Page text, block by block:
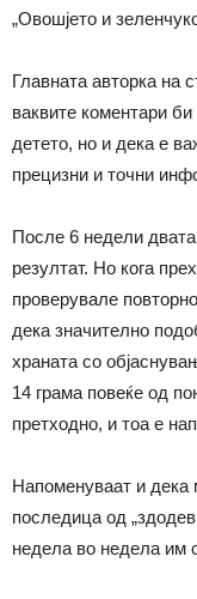
„Овошјето и
Главната авторка на
ваквите коментари
детето, но и дека е
прецизни и точни
После 6 недели
резултат. Но кога
проверувале
дека значително
храната со
14 грама повеќе од
претходно, и тоа е
Напоменуваат и
последица од
недела во недела им